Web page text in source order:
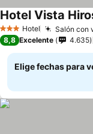
3 Estrellas
Hotel Salón con
Hotel Vista
8,8 Excelente 4.635
Elige fechas para